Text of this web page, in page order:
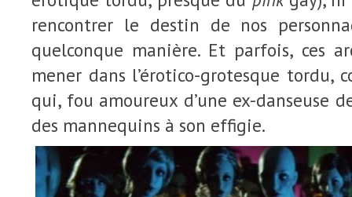
rencontrer le destin de nos
quelconque manière. Et parfois, ces
mener dans l’érotico-grotesque tordu,
qui, fou amoureux d’une ex-danseuse
des mannequins à son effigie.